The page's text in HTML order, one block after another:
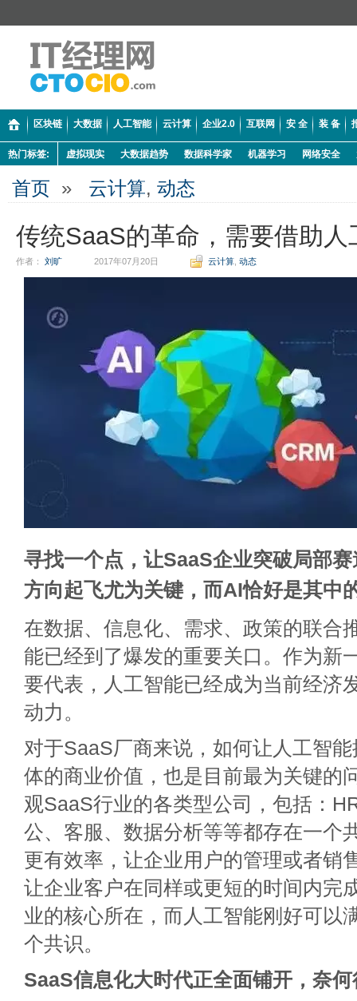
区块链 大数据 人工智能 云计算 企业2.0 互联网 安 全 装 备
热门标签: 虚拟现实 大数据趋势 数据科学家 机器学习 网络安全
首页 » 云计算, 动态
传统SaaS的革命，需要借助
作者： 刘旷 2017年07月20日 云计算 动态
寻找一个点，让SaaS企业突破局部
方向起飞尤为关键，而AI恰好是其中
在数据、信息化、需求、政策的联合
能已经到了爆发的重要关口。作为新
要代表，人工智能已经成为当前经济
动力。
对于SaaS厂商来说，如何让人工智
体的商业价值，也是目前最为关键的
观SaaS行业的各类型公司，包括：
公、客服、数据分析等等都存在一个
更有效率，让企业用户的管理或者销
让企业客户在同样或更短的时间内完
业的核心所在，而人工智能刚好可以
个共识。
SaaS信息化大时代正全面铺开，奈